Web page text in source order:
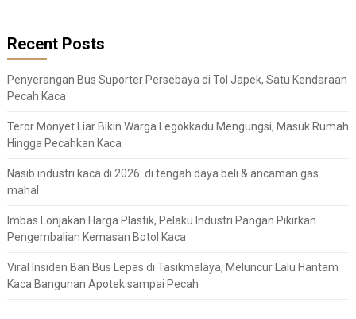
Recent Posts
Penyerangan Bus Suporter Persebaya di Tol Japek, Satu Kendaraan
Pecah Kaca
Teror Monyet Liar Bikin Warga Legokkadu Mengungsi, Masuk Rumah
Hingga Pecahkan Kaca
Nasib industri kaca di 2026: di tengah daya beli & ancaman gas
mahal
Imbas Lonjakan Harga Plastik, Pelaku Industri Pangan Pikirkan
Pengembalian Kemasan Botol Kaca
Viral Insiden Ban Bus Lepas di Tasikmalaya, Meluncur Lalu Hantam
Kaca Bangunan Apotek sampai Pecah